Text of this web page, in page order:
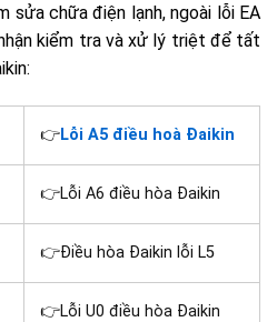
sửa chữa điện lạnh, ngoài lỗi EA
kiểm tra và xử lý triệt để tất
👉Lỗi A5 điều hoà Đaikin
👉Lỗi A6 điều hòa Đaikin
👉Điều hòa Đaikin lỗi L5
👉Lỗi U0 điều hòa Đaikin